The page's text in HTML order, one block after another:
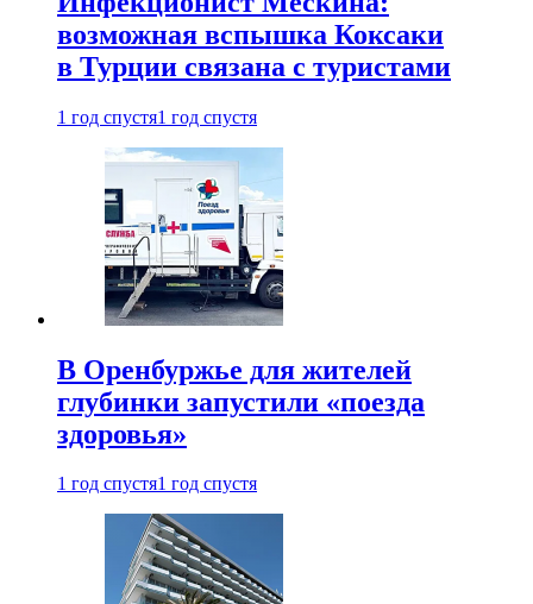
возможная вспышка Коксаки
в Турции связана с туристами
1 год спустя1 год спустя
В Оренбуржье для жителей
глубинки запустили «поезда
здоровья»
1 год спустя1 год спустя